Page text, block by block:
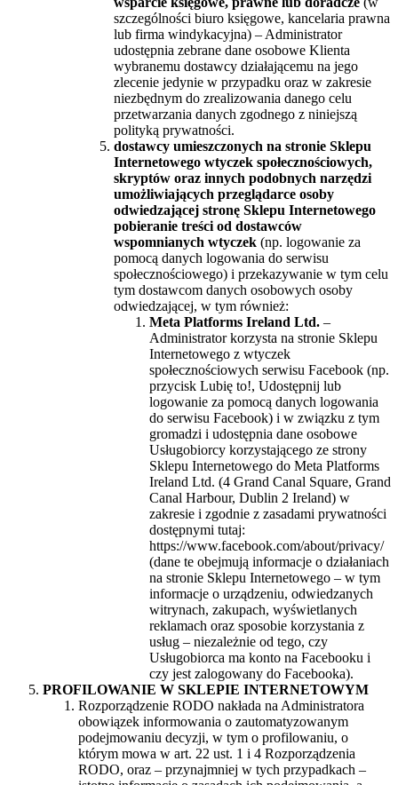
szczególności biuro księgowe, kancelaria prawna
lub firma windykacyjna) – Administrator
udostępnia zebrane dane osobowe Klienta
wybranemu dostawcy działającemu na jego
zlecenie jedynie w przypadku oraz w zakresie
niezbędnym do zrealizowania danego celu
przetwarzania danych zgodnego z niniejszą
polityką prywatności.
dostawcy umieszczonych na stronie Sklepu
Internetowego wtyczek społecznościowych,
skryptów oraz innych podobnych narzędzi
umożliwiających przeglądarce osoby
odwiedzającej stronę Sklepu Internetowego
pobieranie treści od dostawców
wspomnianych wtyczek (np. logowanie za
pomocą danych logowania do serwisu
społecznościowego) i przekazywanie w tym celu
tym dostawcom danych osobowych osoby
odwiedzającej, w tym również:
Meta Platforms Ireland Ltd. –
Administrator korzysta na stronie Sklepu
Internetowego z wtyczek
społecznościowych serwisu Facebook (np.
przycisk Lubię to!, Udostępnij lub
logowanie za pomocą danych logowania
do serwisu Facebook) i w związku z tym
gromadzi i udostępnia dane osobowe
Usługobiorcy korzystającego ze strony
Sklepu Internetowego do Meta Platforms
Ireland Ltd. (4 Grand Canal Square, Grand
Canal Harbour, Dublin 2 Ireland) w
zakresie i zgodnie z zasadami prywatności
dostępnymi tutaj:
https://www.facebook.com/about/privacy/
(dane te obejmują informacje o działaniach
na stronie Sklepu Internetowego – w tym
informacje o urządzeniu, odwiedzanych
witrynach, zakupach, wyświetlanych
reklamach oraz sposobie korzystania z
usług – niezależnie od tego, czy
Usługobiorca ma konto na Facebooku i
czy jest zalogowany do Facebooka).
PROFILOWANIE W SKLEPIE INTERNETOWYM
Rozporządzenie RODO nakłada na Administratora
obowiązek informowania o zautomatyzowanym
podejmowaniu decyzji, w tym o profilowaniu, o
którym mowa w art. 22 ust. 1 i 4 Rozporządzenia
RODO, oraz – przynajmniej w tych przypadkach –